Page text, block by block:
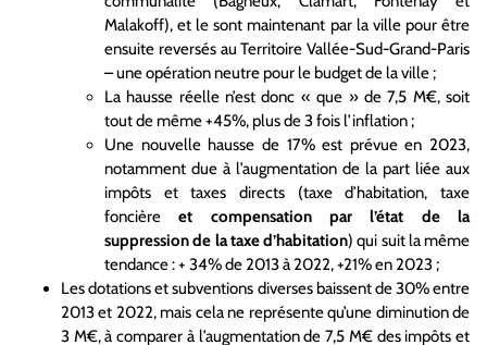
Malakoff), et le sont maintenant par la ville pour être
ensuite reversés au Territoire Vallée-Sud-Grand-Paris
– une opération neutre pour le budget de la ville ;
La hausse réelle n’est donc « que » de 7,5 M€, soit
tout de même +45%, plus de 3 fois l’inflation ;
Une nouvelle hausse de 17% est prévue en 2023,
notamment due à l’augmentation de la part liée aux
impôts et taxes directs (taxe d’habitation, taxe
foncièreet compensation par l’état de la
suppression de la taxe d’habitation) qui suit la même
tendance : + 34% de 2013 à 2022, +21% en 2023 ;
Les dotations et subventions diverses baissent de 30% entre
2013 et 2022, mais cela ne représente qu’une diminution de
3 M€, à comparer à l’augmentation de 7,5 M€ des impôts et